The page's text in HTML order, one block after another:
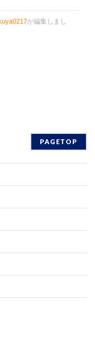
が編集しまし
PAGETOP